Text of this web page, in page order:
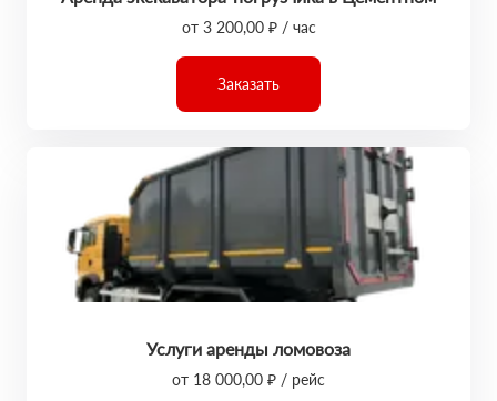
от 3 200,00 ₽ / час
Заказать
Услуги аренды ломовоза
от 18 000,00 ₽ / рейс